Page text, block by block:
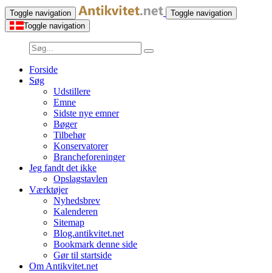
Toggle navigation
Toggle navigation
Toggle navigation
Forside
Søg
Udstillere
Emne
Sidste nye emner
Bøger
Tilbehør
Konservatorer
Brancheforeninger
Jeg fandt det ikke
Opslagstavlen
Værktøjer
Nyhedsbrev
Kalenderen
Sitemap
Blog.antikvitet.net
Bookmark denne side
Gør til startside
Om Antikvitet.net